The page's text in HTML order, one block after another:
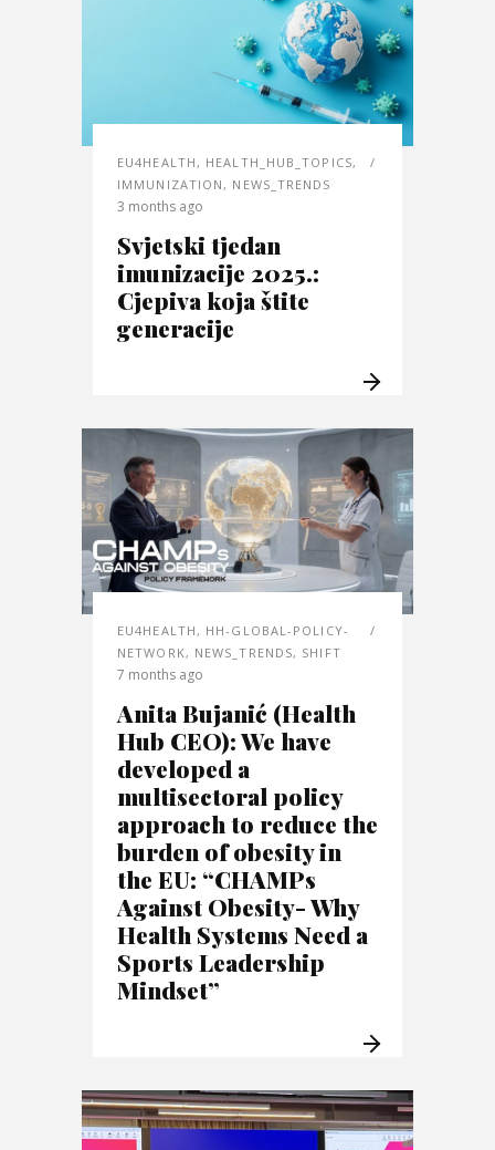
EU4HEALTH, HEALTH_HUB_TOPICS,
IMMUNIZATION, NEWS_TRENDS
3 months ago
Svjetski tjedan
imunizacije 2025.:
Cjepiva koja štite
generacije
EU4HEALTH, HH-GLOBAL-POLICY-
NETWORK, NEWS_TRENDS, SHIFT
7 months ago
Anita Bujanić (Health
Hub CEO): We have
developed a
multisectoral policy
approach to reduce the
burden of obesity in
the EU: “CHAMPs
Against Obesity- Why
Health Systems Need a
Sports Leadership
Mindset”